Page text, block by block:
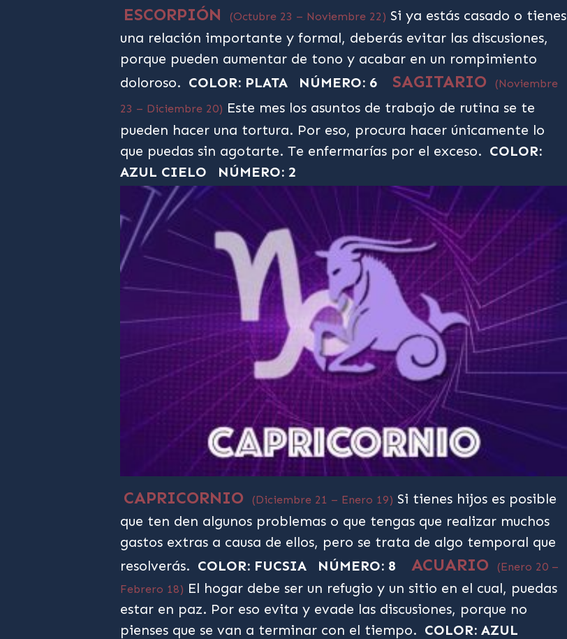
ESCORPIÓN (Octubre 23 – Noviembre 22) Si ya estás casado o tienes
una relación importante y formal, deberás evitar las discusiones,
porque pueden aumentar de tono y acabar en un rompimiento
doloroso. COLOR: PLATA NÚMERO: 6 SAGITARIO
(Noviembre
23 – Diciembre 20) Este mes los asuntos de trabajo de rutina se te
pueden hacer una tortura. Por eso, procura hacer únicamente lo
que puedas sin agotarte. Te enfermarías por el exceso. COLOR:
AZUL CIELO
NÚMERO: 2
CAPRICORNIO (Diciembre 21 – Enero 19) Si tienes hijos es posible
que ten den algunos problemas o que tengas que realizar muchos
gastos extras a causa de ellos, pero se trata de algo temporal que
resolverás. COLOR: FUCSIA NÚMERO: 8 ACUARIO
(Enero 20 –
Febrero 18) El hogar debe ser un refugio y un sitio en el cual, puedas
estar en paz. Por eso evita y evade las discusiones, porque no
pienses que se van a terminar con el tiempo. COLOR: AZUL